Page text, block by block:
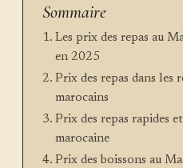
Sommaire
Les prix des repas au
en 2025
Prix des repas dans les
marocains
Prix des repas rapides
marocaine
Prix des boissons au